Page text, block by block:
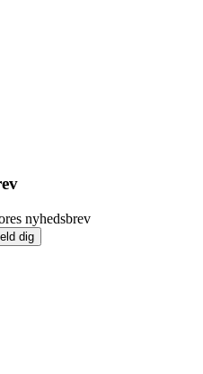
nyhedsbrev
dig